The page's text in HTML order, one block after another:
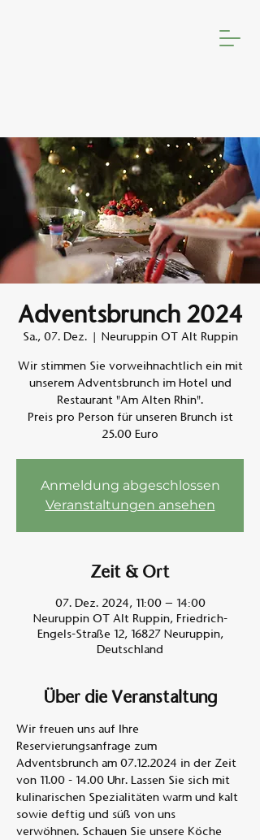
Adventsbrunch 2024
Sa., 07. Dez.
  |
Neuruppin OT Alt Ruppin
Wir stimmen Sie vorweihnachtlich ein mit
unserem Adventsbrunch im Hotel und
Restaurant "Am Alten Rhin".
Preis pro Person für unseren Brunch ist
25.00 Euro
Anmeldung abgeschlossen
Veranstaltungen ansehen
Zeit & Ort
07. Dez. 2024, 11:00 – 14:00
Neuruppin OT Alt Ruppin, Friedrich-
Engels-Straße 12, 16827 Neuruppin,
Deutschland
Über die Veranstaltung
Wir freuen uns auf Ihre
Reservierungsanfrage zum
Adventsbrunch am 07.12.2024 in der Zeit
von 11.00 - 14.00 Uhr. Lassen Sie sich mit
kulinarischen Spezialitäten warm und kalt
sowie deftig und süß von uns
verwöhnen. Schauen Sie unsere Köche